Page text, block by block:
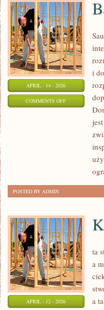
APRIL - 14 - 2026
COMMENTS OFFON
OGRODOWE
i
POSTED BY ADMIN
APRIL - 12 - 2026
ta
a
a